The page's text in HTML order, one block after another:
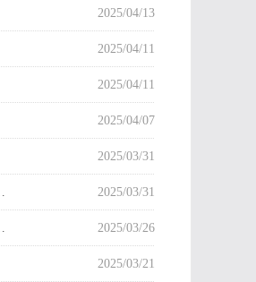
2025/04/13
2025/04/11
2025/04/11
2025/04/07
2025/03/31
2025/03/31
2025/03/26
2025/03/21